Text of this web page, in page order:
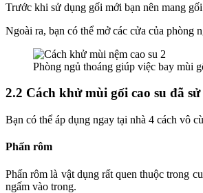
Trước khi sử dụng gối mới bạn nên mang
Ngoài ra, bạn có thể mở các cửa của phòng
Phòng ngủ thoáng giúp việc bay mùi
2.2 Cách khử mùi gối cao su đã
Bạn có thể áp dụng ngay tại nhà 4 cách vô
Phấn rôm
Phấn rôm là vật dụng rất quen thuộc trong
ngấm vào trong.